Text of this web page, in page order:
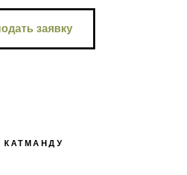
заявку
КАТМАНДУ